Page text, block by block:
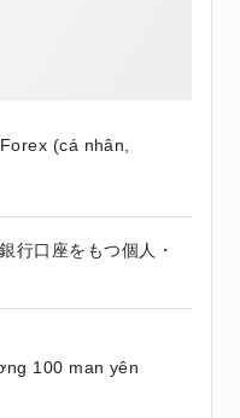
(cá nhân,
行口座をもつ個人・
100 man yên